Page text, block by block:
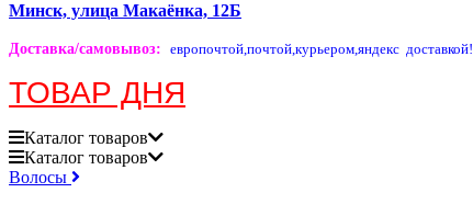
Минск, улица Макаёнка, 12Б
Доставка/самовывоз: европочтой,почтой,курьером,яндекс доставкой!
ТОВАР ДНЯ
Каталог товаров
Каталог товаров
Волосы